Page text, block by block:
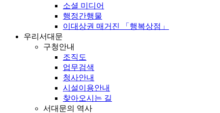
소셜 미디어
행정간행물
이대상권 매거진 「행복상점」
우리서대문
구청안내
조직도
업무검색
청사안내
시설이용안내
찾아오시는 길
서대문의 역사